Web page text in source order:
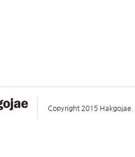
Copyright 2015